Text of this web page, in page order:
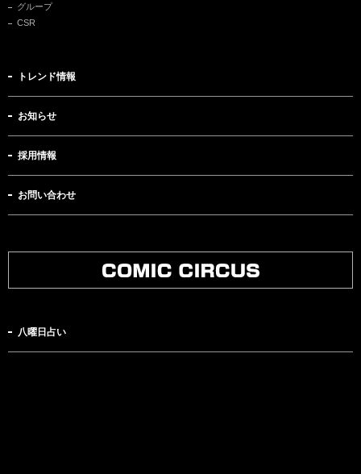
グループ
CSR
トレンド情報
お知らせ
採用情報
お問い合わせ
八曜日占い